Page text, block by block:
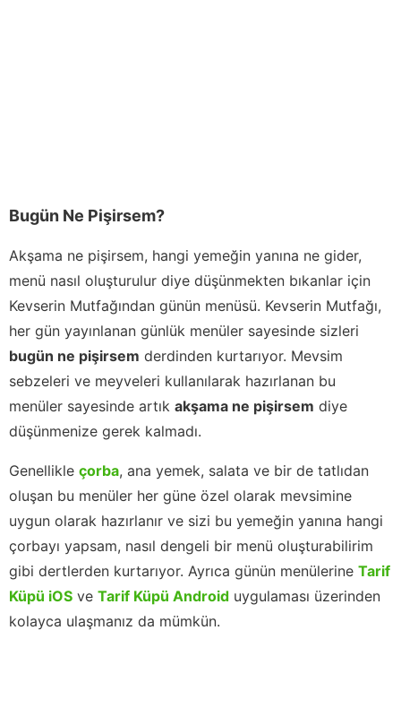
Bugün Ne Pişirsem?
Akşama ne pişirsem, hangi yemeğin yanına ne gider,
menü nasıl oluşturulur diye düşünmekten bıkanlar için
Kevserin Mutfağından günün menüsü. Kevserin Mutfağı,
her gün yayınlanan günlük menüler sayesinde sizleri
bugün ne pişirsem derdinden kurtarıyor. Mevsim
sebzeleri ve meyveleri kullanılarak hazırlanan bu
menüler sayesinde artık akşama ne pişirsem diye
düşünmenize gerek kalmadı.
Genellikle çorba, ana yemek, salata ve bir de tatlıdan
oluşan bu menüler her güne özel olarak mevsimine
uygun olarak hazırlanır ve sizi bu yemeğin yanına hangi
çorbayı yapsam, nasıl dengeli bir menü oluşturabilirim
gibi dertlerden kurtarıyor. Ayrıca günün menülerine Tarif
Küpü iOS ve Tarif Küpü Android uygulaması üzerinden
kolayca ulaşmanız da mümkün.